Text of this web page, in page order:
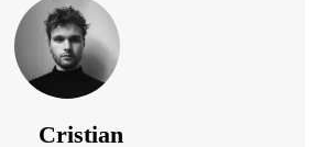
Cristian